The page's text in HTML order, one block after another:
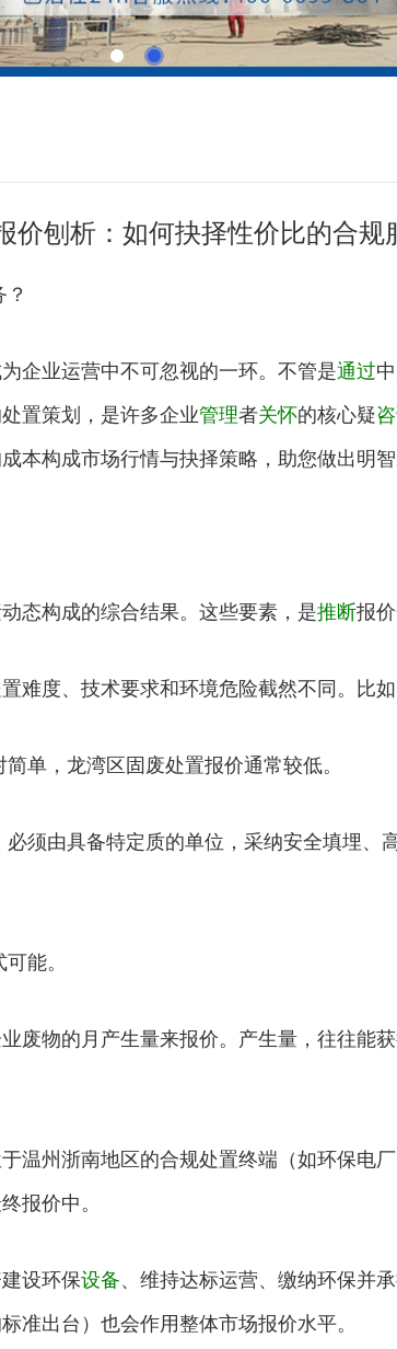
价刨析：如何抉择性价比的合规
业运营中不可忽视的一环。不管是通过
置策划，是许多企业管理者关怀的核心疑
本构成市场行情与抉择策略，助您做出明智
构成的综合结果。这些要素，是推断报
难度、技术要求和环境危险截然不同。比如
单，龙湾区固废处置报价通常较低。
由具备特定质的单位，采纳安全填埋、高
能。
废物的月产生量来报价。产生量，往往能获
温州浙南地区的合规处置终端（如环保电
报价中。
设环保设备、维持达标运营、缴纳环保并
准出台）也会作用整体市场报价水平。